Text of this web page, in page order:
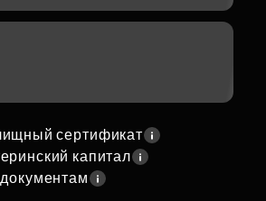
сертификат
капитал